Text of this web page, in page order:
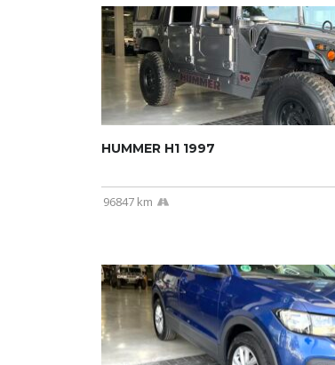
HUMMER H1 1997
96847 km